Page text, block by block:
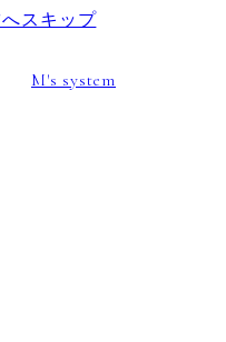
スキップ
M's system